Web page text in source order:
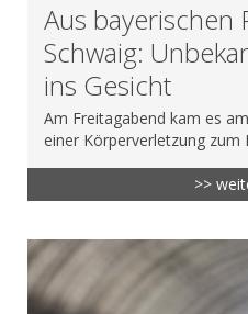
Aus bayerischen
Schwaig:
ins Gesicht
Am Freitagabend kam es
einer Körperverletzung zum
>>